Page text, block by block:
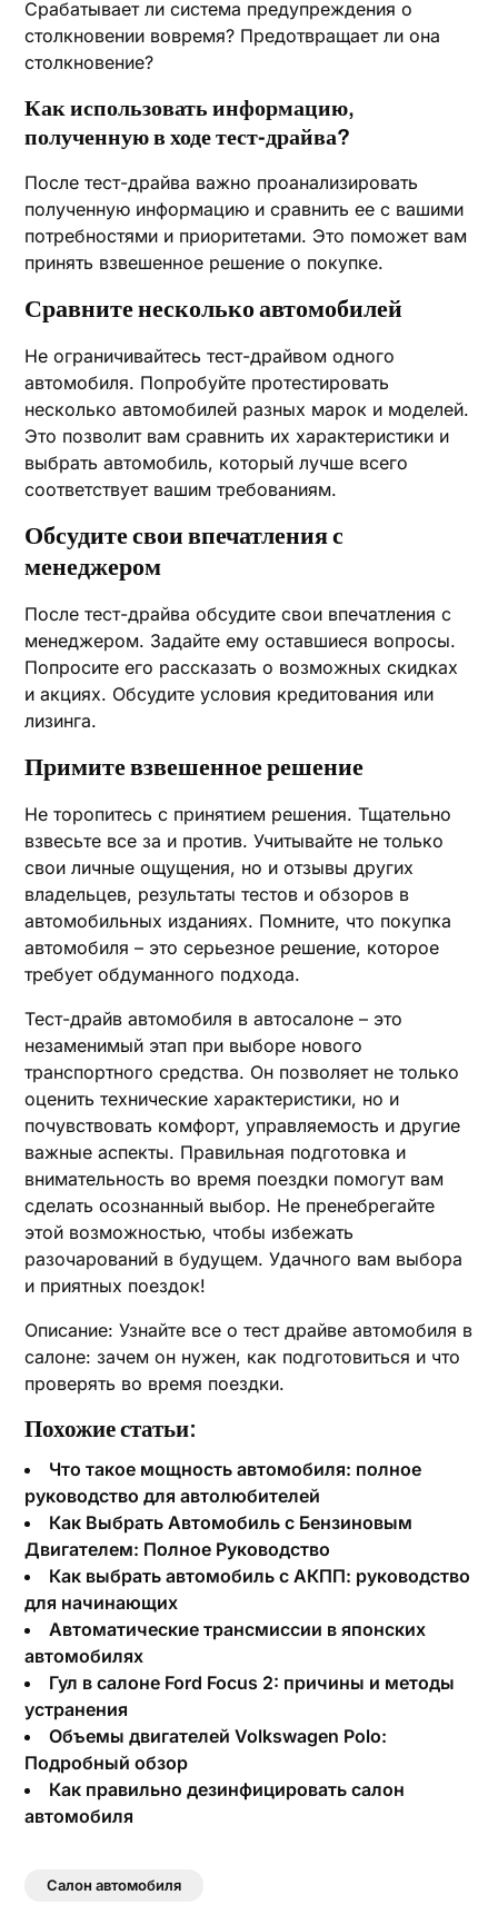
Срабатывает ли система предупреждения о
столкновении вовремя? Предотвращает ли она
столкновение?
Как использовать информацию,
полученную в ходе тест-драйва?
После тест-драйва важно проанализировать
полученную информацию и сравнить ее с вашими
потребностями и приоритетами. Это поможет вам
принять взвешенное решение о покупке.
Сравните несколько автомобилей
Не ограничивайтесь тест-драйвом одного
автомобиля. Попробуйте протестировать
несколько автомобилей разных марок и моделей.
Это позволит вам сравнить их характеристики и
выбрать автомобиль, который лучше всего
соответствует вашим требованиям.
Обсудите свои впечатления с
менеджером
После тест-драйва обсудите свои впечатления с
менеджером. Задайте ему оставшиеся вопросы.
Попросите его рассказать о возможных скидках
и акциях. Обсудите условия кредитования или
лизинга.
Примите взвешенное решение
Не торопитесь с принятием решения. Тщательно
взвесьте все за и против. Учитывайте не только
свои личные ощущения, но и отзывы других
владельцев, результаты тестов и обзоров в
автомобильных изданиях. Помните, что покупка
автомобиля – это серьезное решение, которое
требует обдуманного подхода.
Тест-драйв автомобиля в автосалоне – это
незаменимый этап при выборе нового
транспортного средства. Он позволяет не только
оценить технические характеристики, но и
почувствовать комфорт, управляемость и другие
важные аспекты. Правильная подготовка и
внимательность во время поездки помогут вам
сделать осознанный выбор. Не пренебрегайте
этой возможностью, чтобы избежать
разочарований в будущем. Удачного вам выбора
и приятных поездок!
Описание: Узнайте все о тест драйве автомобиля в
салоне: зачем он нужен, как подготовиться и что
проверять во время поездки.
Похожие статьи:
Что такое мощность автомобиля: полное
руководство для автолюбителей
Как Выбрать Автомобиль с Бензиновым
Двигателем: Полное Руководство
Как выбрать автомобиль с АКПП: руководство
для начинающих
Автоматические трансмиссии в японских
автомобилях
Гул в салоне Ford Focus 2: причины и методы
устранения
Объемы двигателей Volkswagen Polo:
Подробный обзор
Как правильно дезинфицировать салон
автомобиля
Салон автомобиля